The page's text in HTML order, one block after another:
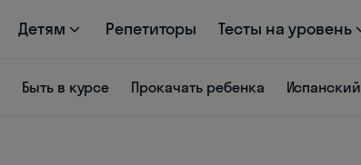
Детям Репетиторы Тесты на уровень
Быть в курсе Прокачать ребенка Испанский